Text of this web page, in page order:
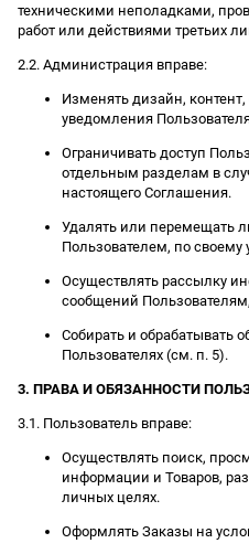
техническими неполадками,
работ или действиями третьих
2.2. Администрация вправе:
Изменять дизайн,
уведомления
Ограничивать доступ
отдельным разделам в
настоящего Соглашения.
Удалять или перемещать
Пользователем, по своему
Осуществлять рассылку
сообщений
Собирать и обрабатывать
Пользователях (см. п. 5).
3. ПРАВА И ОБЯЗАННОСТИ
3.1. Пользователь вправе:
Осуществлять поиск,
информации и Товаров,
личных целях.
Оформлять Заказы на